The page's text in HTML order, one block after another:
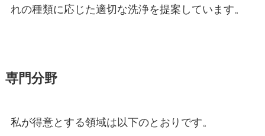
れの種類に応じた適切な洗浄を提案しています。
専門分野
私が得意とする領域は以下のとおりです。